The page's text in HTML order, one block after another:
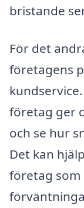
bristande
För det
företagens
företag ger
och se hur
Det kan
företag som